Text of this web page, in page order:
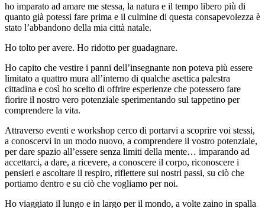
ho imparato ad amare me stessa, la natura e il tempo libero più di
quanto già potessi fare prima e il culmine di questa consapevolezza è
stato l’abbandono della mia città natale.
Ho tolto per avere. Ho ridotto per guadagnare.
Ho capito che vestire i panni dell’insegnante non poteva più essere
limitato a quattro mura all’interno di qualche asettica palestra
cittadina e così ho scelto di offrire esperienze che potessero fare
fiorire il nostro vero potenziale sperimentando sul tappetino per
comprendere la vita.
Attraverso eventi e workshop cerco di portarvi a scoprire voi stessi,
a conoscervi in un modo nuovo, a comprendere il vostro potenziale,
per dare spazio all’essere senza limiti della mente… imparando ad
accettarci, a dare, a ricevere, a conoscere il corpo, riconoscere i
pensieri e ascoltare il respiro, riflettere sui nostri passi, su ciò che
portiamo dentro e su ciò che vogliamo per noi.
Ho viaggiato il lungo e in largo per il mondo, a volte zaino in spalla